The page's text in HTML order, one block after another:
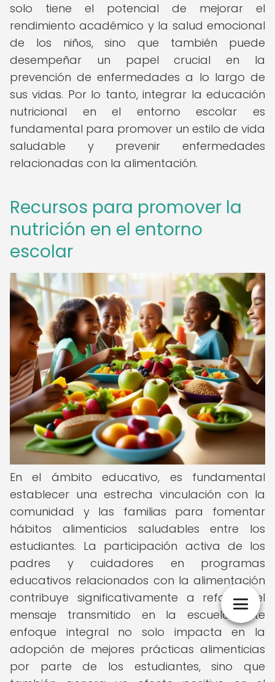
solo tiene el potencial de mejorar el
rendimiento académico y la salud emocional
de los niños, sino que también puede
desempeñar un papel crucial en la
prevención de enfermedades a lo largo de
sus vidas. Por lo tanto, integrar la educación
nutricional en el entorno escolar es
fundamental para promover un estilo de vida
saludable y prevenir enfermedades
relacionadas con la alimentación.
Recursos para promover la
nutrición en el entorno
escolar
En el ámbito educativo, es fundamental
establecer una estrecha vinculación con la
comunidad y las familias para fomentar
hábitos alimenticios saludables entre los
estudiantes. La participación activa de los
padres y cuidadores en programas
educativos relacionados con la alimentación
contribuye significativamente a reforzar el
mensaje transmitido en la escuela. Este
enfoque integral no solo impacta en la
adopción de mejores prácticas alimenticias
por parte de los estudiantes, sino que